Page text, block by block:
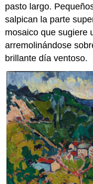
pasto largo.
salpican la parte
mosaico que sugiere
arremolinándose
brillante día ventoso.